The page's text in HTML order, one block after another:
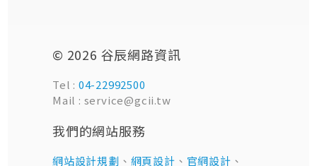
© 2026 谷辰網路資訊
Tel : 04-22992500
Mail : service@gcii.tw
我們的網站服務
網站設計規劃 、 網頁設計 、 官網設計 、